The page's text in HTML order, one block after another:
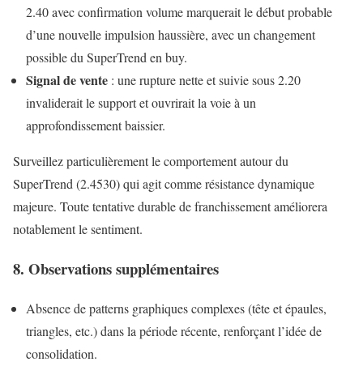
2.40 avec confirmation volume marquerait le début probable
d’une nouvelle impulsion haussière, avec un changement
possible du SuperTrend en buy.
Signal de vente : une rupture nette et suivie sous 2.20
invaliderait le support et ouvrirait la voie à un
approfondissement baissier.
Surveillez particulièrement le comportement autour du
SuperTrend (2.4530) qui agit comme résistance dynamique
majeure. Toute tentative durable de franchissement améliorera
notablement le sentiment.
8. Observations supplémentaires
Absence de patterns graphiques complexes (tête et épaules,
triangles, etc.) dans la période récente, renforçant l’idée de
consolidation.